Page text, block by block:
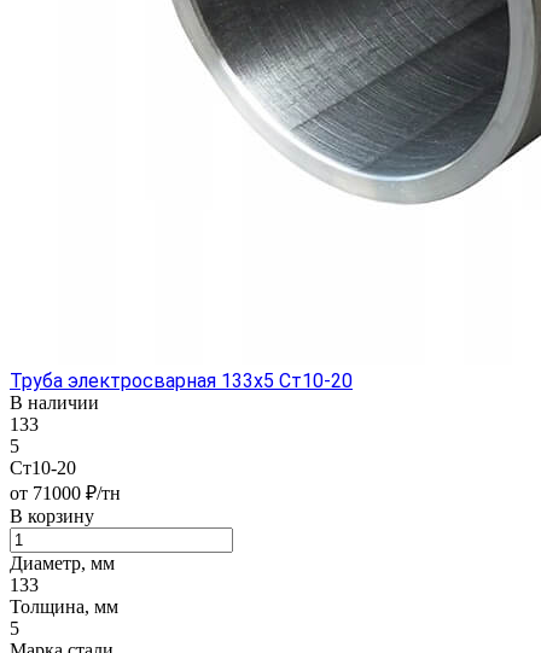
Труба электросварная 133х5 Ст10-20
В наличии
133
5
Ст10-20
от 71000 ₽/тн
В корзину
Диаметр, мм
133
Толщина, мм
5